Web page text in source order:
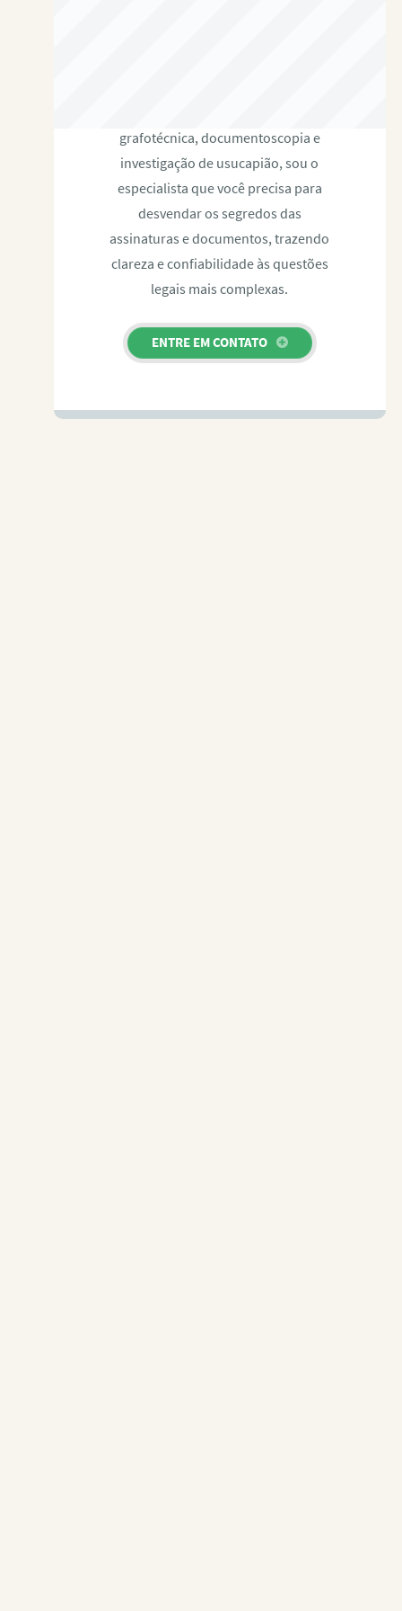
grafotécnica, documentoscopia e
investigação de usucapião, sou o
especialista que você precisa para
desvendar os segredos das
assinaturas e documentos, trazendo
clareza e confiabilidade às questões
legais mais complexas.
ENTRE EM CONTATO